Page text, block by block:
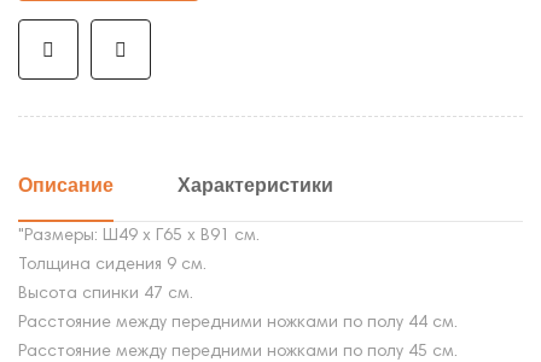
Описание Характеристики
"Размеры: Ш49 х Г65 х В91 см.
Толщина сидения 9 см.
Высота спинки 47 см.
Расстояние между передними ножками по полу 44 см.
Расстояние между передними ножками по полу 45 см.